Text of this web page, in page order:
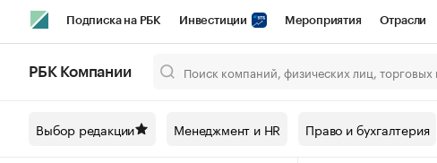
Подписка на РБК Инвестиции Мероприятия Отрасли
Спецпроекты СПб Конференции СПб Спецпроекты
РБК Компании
Выбор редакции Менеджмент и HR Право и бухгалтерия